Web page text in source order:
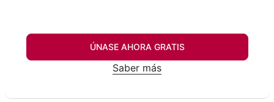
ÚNASE AHORA GRATIS
Saber más